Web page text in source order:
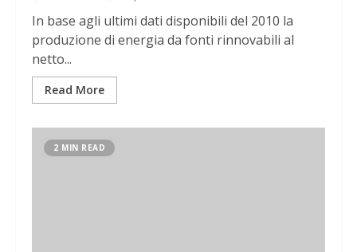
In base agli ultimi dati disponibili del 2010 la
produzione di energia da fonti rinnovabili al
netto...
Read More
2 MIN READ